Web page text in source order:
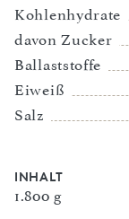
Kohlenhydrate
davon Zucker
Ballaststoffe
Eiweiß
Salz
INHALT
1.800 g